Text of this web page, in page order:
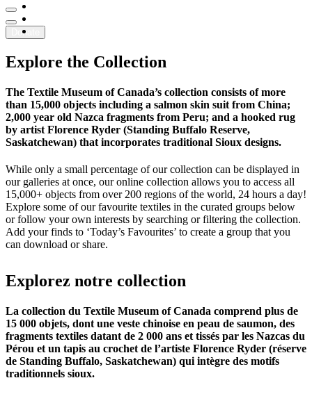
Youtube
Donate
Explore the Collection
The Textile Museum of Canada’s collection consists of more
than 15,000 objects including a salmon skin suit from China;
2,000 year old Nazca fragments from Peru; and a hooked rug
by artist Florence Ryder (Standing Buffalo Reserve,
Saskatchewan) that incorporates traditional Sioux designs.
While only a small percentage of our collection can be displayed in
our galleries at once, our online collection allows you to access all
15,000+ objects from over 200 regions of the world, 24 hours a day!
Explore some of our favourite textiles in the curated groups below
or follow your own interests by searching or filtering the collection.
Add your finds to ‘Today’s Favourites’ to create a group that you
can download or share.
Explorez notre collection
La collection du Textile Museum of Canada comprend plus de
15 000 objets, dont une veste chinoise en peau de saumon, des
fragments textiles datant de 2 000 ans et tissés par les Nazcas du
Pérou et un tapis au crochet de l’artiste Florence Ryder (réserve
de Standing Buffalo, Saskatchewan) qui intègre des motifs
traditionnels sioux.